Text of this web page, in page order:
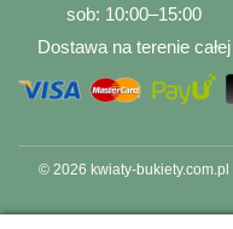
sob: 10:00–15:00
Dostawa na terenie
© 2026 kwiaty-